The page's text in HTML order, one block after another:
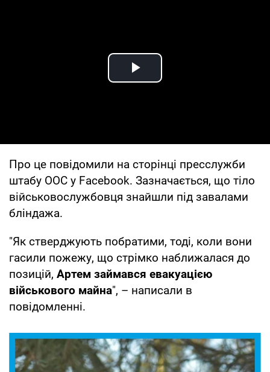
Play Video
Про це повідомили на сторінці пресслужби
штабу ООС у Facebook. Зазначається, що тіло
військовослужбовця знайшли під завалами
бліндажа.
"Як стверджують побратими, тоді, коли вони
гасили пожежу, що стрімко наближалася до
позицій, Артем займався евакуацією
військового майна", – написали в
повідомленні.